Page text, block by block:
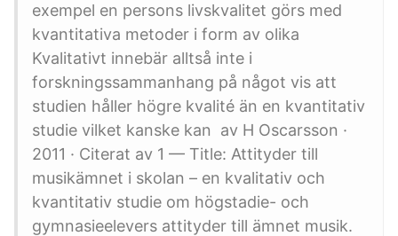
exempel en persons livskvalitet görs med
kvantitativa metoder i form av olika
Kvalitativt innebär alltså inte i
forskningssammanhang på något vis att
studien håller högre kvalité än en kvantitativ
studie vilket kanske kan av H Oscarsson ·
2011 · Citerat av 1 — Title: Attityder till
musikämnet i skolan – en kvalitativ och
kvantitativ studie om högstadie- och
gymnasieelevers attityder till ämnet musik.